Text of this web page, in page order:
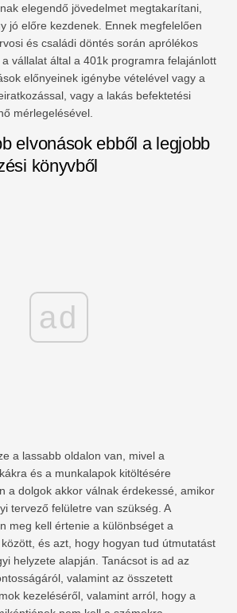
elegendő jövedelmet megtakarítani,
jó előre kezdenek. Ennek megfelelően
és családi döntés során aprólékos
vállalat által a 401k programra felajánlott
előnyeinek igénybe vételével vagy a
vagy a lakás befektetési
mérlegelésével.
elvonások ebből a legjobb
könyvből
ad
a lassabb oldalon van, mivel a
és a munkalapok kitöltésére
a dolgok akkor válnak érdekessé, amikor
tervező felületre van szükség. A
meg kell értenie a különbséget a
és azt, hogy hogyan tud útmutatást
helyzete alapján. Tanácsot is ad az
valamint az összetett
kezeléséről, valamint arról, hogy a